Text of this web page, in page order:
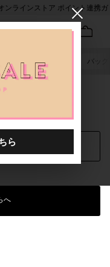
ンラインストア ポイント連携ガ
40th限定 バッグ
へ